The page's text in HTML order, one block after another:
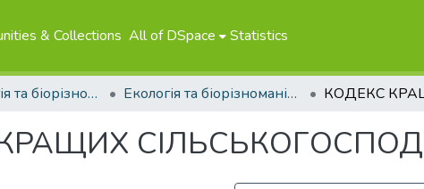
& Collections All of DSpace Statistics
005 Екологія та біорізноманіття Екологія та біорізноманіття